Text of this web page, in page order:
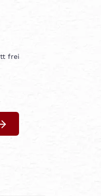
frei